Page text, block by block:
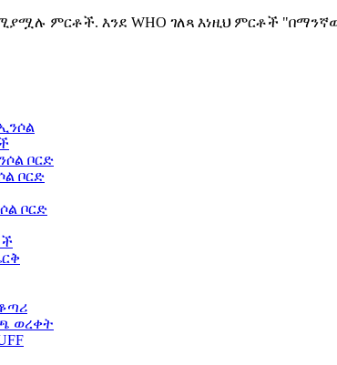
ምርቶች. እንደ WHO ገለጻ እነዚህ ምርቶች
ቦርድ
ቦርድ
ቦርድ
ወረቀት